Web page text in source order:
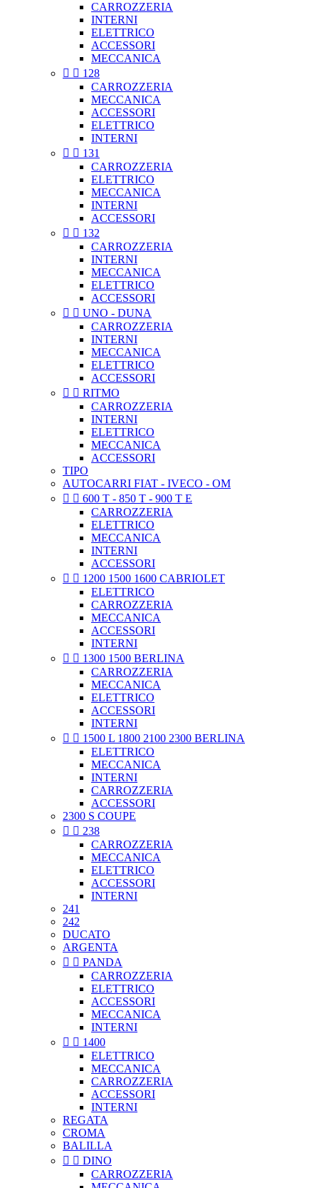
CARROZZERIA
INTERNI
ELETTRICO
ACCESSORI
MECCANICA
  128
CARROZZERIA
MECCANICA
ACCESSORI
ELETTRICO
INTERNI
  131
CARROZZERIA
ELETTRICO
MECCANICA
INTERNI
ACCESSORI
  132
CARROZZERIA
INTERNI
MECCANICA
ELETTRICO
ACCESSORI
  UNO - DUNA
CARROZZERIA
INTERNI
MECCANICA
ELETTRICO
ACCESSORI
  RITMO
CARROZZERIA
INTERNI
ELETTRICO
MECCANICA
ACCESSORI
TIPO
AUTOCARRI FIAT - IVECO - OM
  600 T - 850 T - 900 T E
CARROZZERIA
ELETTRICO
MECCANICA
INTERNI
ACCESSORI
  1200 1500 1600 CABRIOLET
ELETTRICO
CARROZZERIA
MECCANICA
ACCESSORI
INTERNI
  1300 1500 BERLINA
CARROZZERIA
MECCANICA
ELETTRICO
ACCESSORI
INTERNI
  1500 L 1800 2100 2300 BERLINA
ELETTRICO
MECCANICA
INTERNI
CARROZZERIA
ACCESSORI
2300 S COUPE
  238
CARROZZERIA
MECCANICA
ELETTRICO
ACCESSORI
INTERNI
241
242
DUCATO
ARGENTA
  PANDA
CARROZZERIA
ELETTRICO
ACCESSORI
MECCANICA
INTERNI
  1400
ELETTRICO
MECCANICA
CARROZZERIA
ACCESSORI
INTERNI
REGATA
CROMA
BALILLA
  DINO
CARROZZERIA